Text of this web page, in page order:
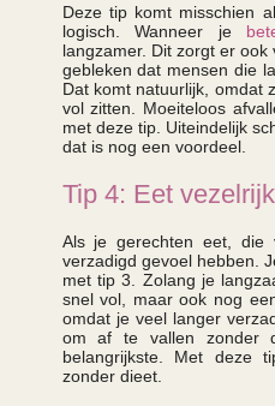
Deze tip komt misschien
logisch. Wanneer je
langzamer. Dit zorgt er
gebleken dat mensen die
Dat komt natuurlijk, omdat
vol zitten. Moeiteloos
met deze tip. Uiteindelijk
dat is nog een voordeel.
Tip 4: Eet
Als je gerechten eet, die
verzadigd gevoel hebben.
met tip 3. Zolang je
snel vol, maar ook nog
omdat je veel langer
om af te vallen zonder
belangrijkste. Met deze
zonder dieet.